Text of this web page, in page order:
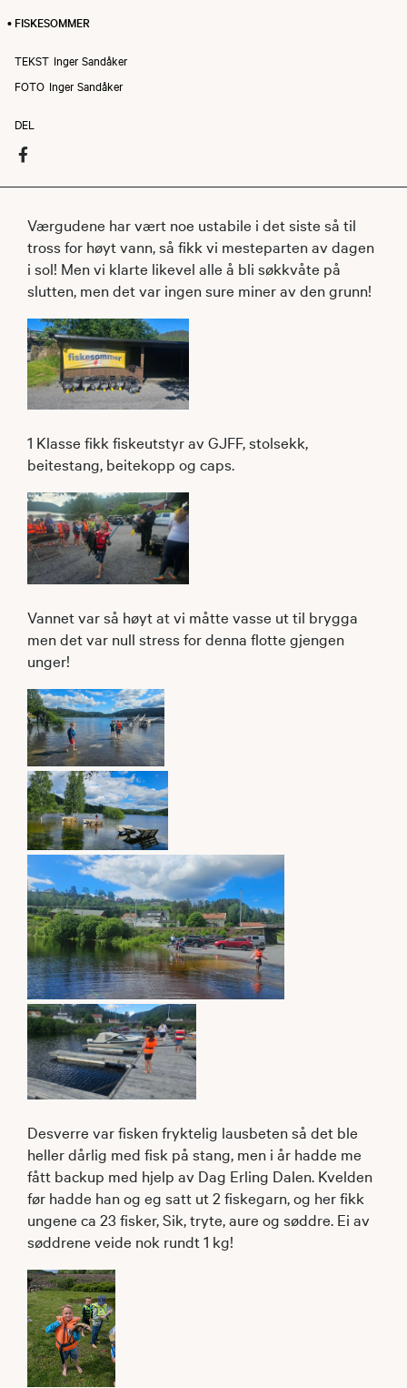
• FISKESOMMER
TEKST Inger Sandåker
FOTO Inger Sandåker
DEL
Værgudene har vært noe ustabile i det siste så til
tross for høyt vann, så fikk vi mesteparten av dagen
i sol! Men vi klarte likevel alle å bli søkkvåte på
slutten, men det var ingen sure miner av den grunn!
1 Klasse fikk fiskeutstyr av GJFF, stolsekk,
beitestang, beitekopp og caps.
Vannet var så høyt at vi måtte vasse ut til brygga
men det var null stress for denna flotte gjengen
unger!
Desverre var fisken fryktelig lausbeten så det ble
heller dårlig med fisk på stang, men i år hadde me
fått backup med hjelp av Dag Erling Dalen. Kvelden
før hadde han og eg satt ut 2 fiskegarn, og her fikk
ungene ca 23 fisker, Sik, tryte, aure og søddre. Ei av
søddrene veide nok rundt 1 kg!